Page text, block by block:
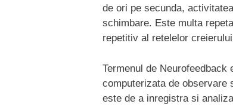
de ori pe secunda,
schimbare. Este multa
repetitiv al retelelor
Termenul de
computerizata de observare
este de a inregistra si